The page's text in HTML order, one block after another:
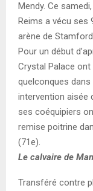
Mendy. Ce
Reims a vécu ses
arène de
Pour un début
Crystal Palace
quelconques
intervention aisée
ses coéquipiers
remise poitrine
(71e).
Le calvaire de
Transféré contre